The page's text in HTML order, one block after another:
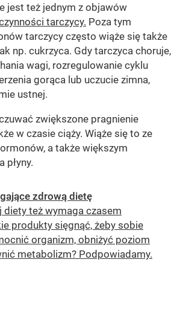
jest też jednym z objawów
tarczycy. Poza tym
tarczycy często wiąże się także
np. cukrzyca. Gdy tarczyca choruje,
wagi, rozregulowanie cyklu
gorąca lub uczucie zimna,
ustnej.
zwiększone pragnienie
w czasie ciąży. Wiąże się to ze
a także większym
płyny.
zdrową dietę
diety też wymaga czasem
produkty sięgnąć, żeby sobie
organizm, obniżyć poziom
metabolizm? Podpowiadamy.